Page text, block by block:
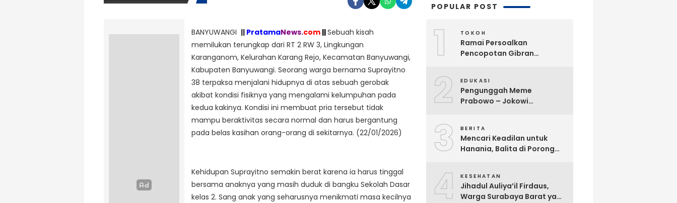
BANYUWANGI || PratamaNews.com ||Sebuah kisah
memilukan terungkap dari RT 2 RW 3, Lingkungan
Karanganom, Kelurahan Karang Rejo, Kecamatan Banyuwangi,
Kabupaten Banyuwangi. Seorang warga bernama Suprayitno
38 terpaksa menjalani hidupnya di atas sebuah gerobak
akibat kondisi fisiknya yang mengalami kelumpuhan pada
kedua kakinya. Kondisi ini membuat pria tersebut tidak
mampu beraktivitas secara normal dan harus bergantung
pada belas kasihan orang-orang di sekitarnya. (22/01/2026)
Kehidupan Suprayitno semakin berat karena ia harus tinggal
bersama anaknya yang masih duduk di bangku Sekolah Dasar
kelas 2. Sang anak yang seharusnya menikmati masa kecilnya
POPULAR POST
1 TOKOH
Ramai Persoalkan
Pencopotan Gibran
Angkat Bicara
2 EDUKASI
Pengunggah Meme
Prabowo – Jokowi
3 BERITA
Mencari Keadilan untuk
Hanania, Balita di Porong
4 KESEHATAN
Jihadul Auliya’il Firdaus,
Warga Surabaya Barat yang